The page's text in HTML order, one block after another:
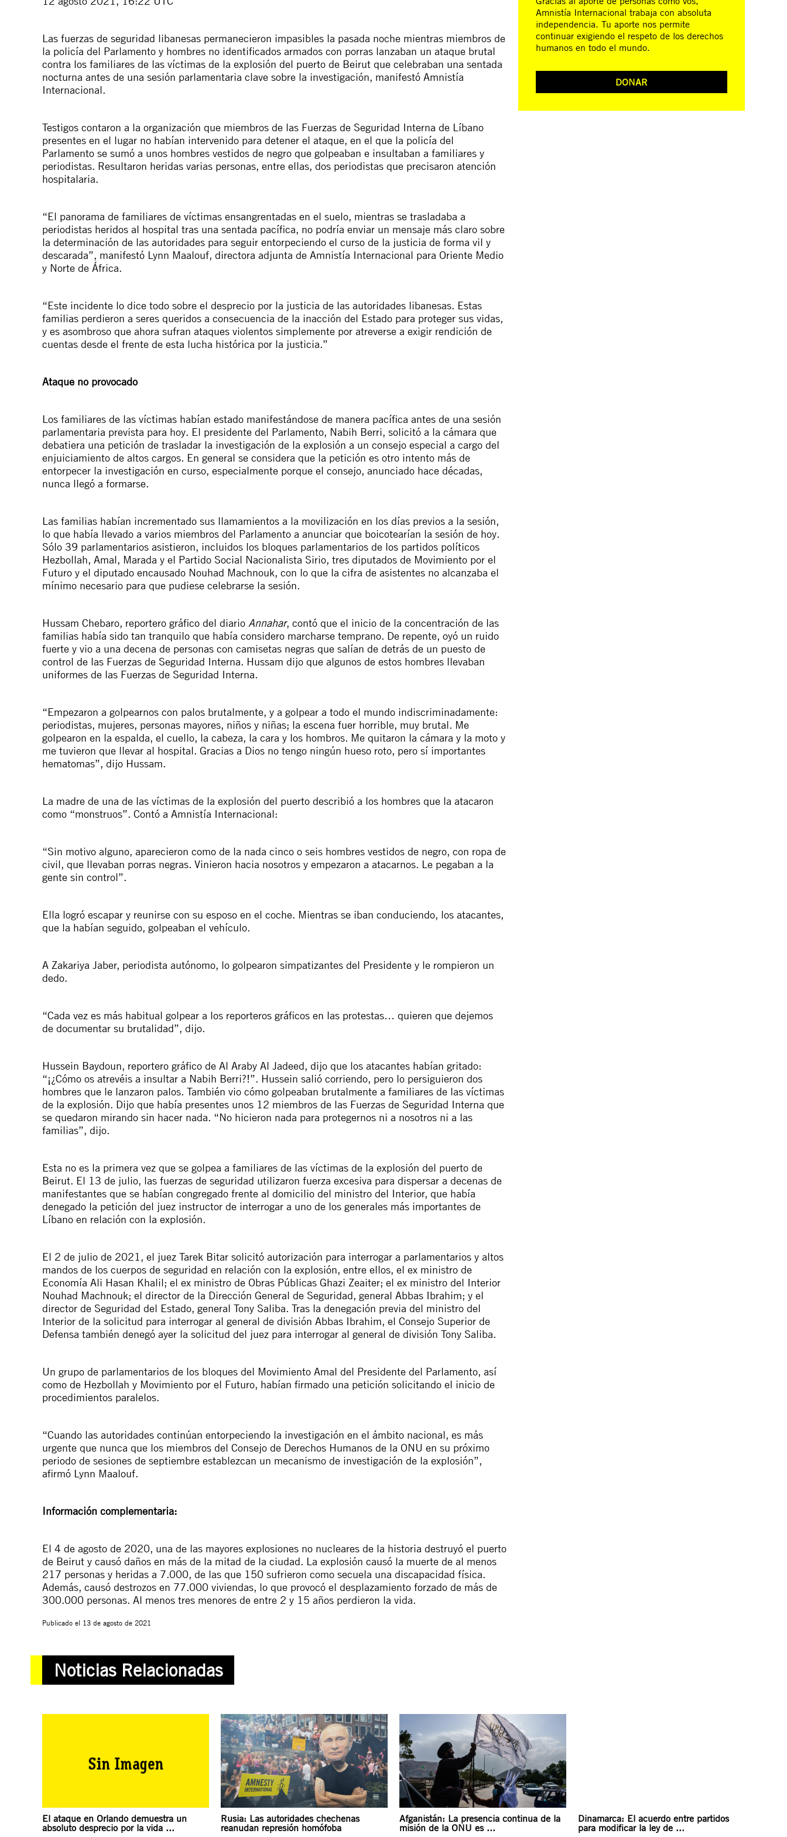
Las fuerzas de seguridad libanesas permanecieron impasibles la pasada noche mientras miembros de
la policía del Parlamento y hombres no identificados armados con porras lanzaban un ataque brutal
contra los familiares de las víctimas de la explosión del puerto de Beirut que celebraban una sentada
nocturna antes de una sesión parlamentaria clave sobre la investigación, manifestó Amnistía
Internacional.
Testigos contaron a la organización que miembros de las Fuerzas de Seguridad Interna de Líbano
presentes en el lugar no habían intervenido para detener el ataque, en el que la policía del
Parlamento se sumó a unos hombres vestidos de negro que golpeaban e insultaban a familiares y
periodistas. Resultaron heridas varias personas, entre ellas, dos periodistas que precisaron atención
hospitalaria.
“El panorama de familiares de víctimas ensangrentadas en el suelo, mientras se trasladaba a
periodistas heridos al hospital tras una sentada pacífica, no podría enviar un mensaje más claro sobre
la determinación de las autoridades para seguir entorpeciendo el curso de la justicia de forma vil y
descarada”, manifestó Lynn Maalouf, directora adjunta de Amnistía Internacional para Oriente Medio
y Norte de África.
“Este incidente lo dice todo sobre el desprecio por la justicia de las autoridades libanesas. Estas
familias perdieron a seres queridos a consecuencia de la inacción del Estado para proteger sus vidas,
y es asombroso que ahora sufran ataques violentos simplemente por atreverse a exigir rendición de
cuentas desde el frente de esta lucha histórica por la justicia.”
Ataque no provocado
Los familiares de las víctimas habían estado manifestándose de manera pacífica antes de una sesión
parlamentaria prevista para hoy. El presidente del Parlamento, Nabih Berri, solicitó a la cámara que
debatiera una petición de trasladar la investigación de la explosión a un consejo especial a cargo del
enjuiciamiento de altos cargos. En general se considera que la petición es otro intento más de
entorpecer la investigación en curso, especialmente porque el consejo, anunciado hace décadas,
nunca llegó a formarse.
Las familias habían incrementado sus llamamientos a la movilización en los días previos a la sesión,
lo que había llevado a varios miembros del Parlamento a anunciar que boicotearían la sesión de hoy.
Sólo 39 parlamentarios asistieron, incluidos los bloques parlamentarios de los partidos políticos
Hezbollah, Amal, Marada y el Partido Social Nacionalista Sirio, tres diputados de Movimiento por el
Futuro y el diputado encausado Nouhad Machnouk, con lo que la cifra de asistentes no alcanzaba el
mínimo necesario para que pudiese celebrarse la sesión.
Hussam Chebaro, reportero gráfico del diario Annahar, contó que el inicio de la concentración de las
familias había sido tan tranquilo que había considero marcharse temprano. De repente, oyó un ruido
fuerte y vio a una decena de personas con camisetas negras que salían de detrás de un puesto de
control de las Fuerzas de Seguridad Interna. Hussam dijo que algunos de estos hombres llevaban
uniformes de las Fuerzas de Seguridad Interna.
“Empezaron a golpearnos con palos brutalmente, y a golpear a todo el mundo indiscriminadamente:
periodistas, mujeres, personas mayores, niños y niñas; la escena fuer horrible, muy brutal. Me
golpearon en la espalda, el cuello, la cabeza, la cara y los hombros. Me quitaron la cámara y la moto y
me tuvieron que llevar al hospital. Gracias a Dios no tengo ningún hueso roto, pero sí importantes
hematomas”, dijo Hussam.
La madre de una de las víctimas de la explosión del puerto describió a los hombres que la atacaron
como “monstruos”. Contó a Amnistía Internacional:
“Sin motivo alguno, aparecieron como de la nada cinco o seis hombres vestidos de negro, con ropa de
civil, que llevaban porras negras. Vinieron hacia nosotros y empezaron a atacarnos. Le pegaban a la
gente sin control”.
Ella logró escapar y reunirse con su esposo en el coche. Mientras se iban conduciendo, los atacantes,
que la habían seguido, golpeaban el vehículo.
A Zakariya Jaber, periodista autónomo, lo golpearon simpatizantes del Presidente y le rompieron un
dedo.
“Cada vez es más habitual golpear a los reporteros gráficos en las protestas… quieren que dejemos
de documentar su brutalidad”, dijo.
Hussein Baydoun, reportero gráfico de Al Araby Al Jadeed, dijo que los atacantes habían gritado:
“¡¿Cómo os atrevéis a insultar a Nabih Berri?!”. Hussein salió corriendo, pero lo persiguieron dos
hombres que le lanzaron palos. También vio cómo golpeaban brutalmente a familiares de las víctimas
de la explosión. Dijo que había presentes unos 12 miembros de las Fuerzas de Seguridad Interna que
se quedaron mirando sin hacer nada. “No hicieron nada para protegernos ni a nosotros ni a las
familias”, dijo.
Esta no es la primera vez que se golpea a familiares de las víctimas de la explosión del puerto de
Beirut. El 13 de julio, las fuerzas de seguridad utilizaron fuerza excesiva para dispersar a decenas de
manifestantes que se habían congregado frente al domicilio del ministro del Interior, que había
denegado la petición del juez instructor de interrogar a uno de los generales más importantes de
Líbano en relación con la explosión.
El 2 de julio de 2021, el juez Tarek Bitar solicitó autorización para interrogar a parlamentarios y altos
mandos de los cuerpos de seguridad en relación con la explosión, entre ellos, el ex ministro de
Economía Ali Hasan Khalil; el ex ministro de Obras Públicas Ghazi Zeaiter; el ex ministro del Interior
Nouhad Machnouk; el director de la Dirección General de Seguridad, general Abbas Ibrahim; y el
director de Seguridad del Estado, general Tony Saliba. Tras la denegación previa del ministro del
Interior de la solicitud para interrogar al general de división Abbas Ibrahim, el Consejo Superior de
Defensa también denegó ayer la solicitud del juez para interrogar al general de división Tony Saliba.
Un grupo de parlamentarios de los bloques del Movimiento Amal del Presidente del Parlamento, así
como de Hezbollah y Movimiento por el Futuro, habían firmado una petición solicitando el inicio de
procedimientos paralelos.
“Cuando las autoridades continúan entorpeciendo la investigación en el ámbito nacional, es más
urgente que nunca que los miembros del Consejo de Derechos Humanos de la ONU en su próximo
periodo de sesiones de septiembre establezcan un mecanismo de investigación de la explosión”,
afirmó Lynn Maalouf.
Información complementaria:
El 4 de agosto de 2020, una de las mayores explosiones no nucleares de la historia destruyó el puerto
de Beirut y causó daños en más de la mitad de la ciudad. La explosión causó la muerte de al menos
217 personas y heridas a 7.000, de las que 150 sufrieron como secuela una discapacidad física.
Además, causó destrozos en 77.000 viviendas, lo que provocó el desplazamiento forzado de más de
300.000 personas. Al menos tres menores de entre 2 y 15 años perdieron la vida.
Publicado el 13 de agosto de 2021
Amnistía Internacional trabaja con absoluta
independencia. Tu aporte nos permite
continuar exigiendo el respeto de los derechos
humanos en todo el mundo.
DONAR
Noticias Relacionadas
El ataque en Orlando demuestra un
absoluto desprecio por la vida ...
Rusia: Las autoridades chechenas
reanudan represión homófoba
Afganistán: La presencia continua de la
misión de la ONU es ...
Dinamarca: El acuerdo entre partidos
para modificar la ley de ...